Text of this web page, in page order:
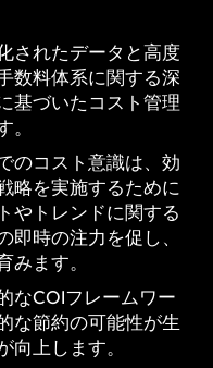
されたデータと高度
数料体系に関する深
基づいたコスト管理
のコスト意識は、効
略を実施するために
やトレンドに関する
時の注力を促し、
みます。
なCOIフレームワー
な節約の可能性が生
向上します。